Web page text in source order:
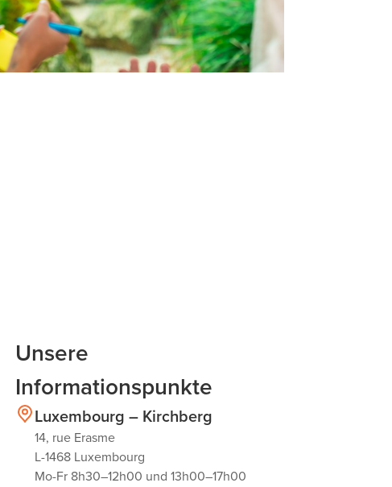
Unsere
Informationspunkte
Luxembourg – Kirchberg
14, rue Erasme
L-1468 Luxembourg
Mo-Fr 8h30–12h00 und 13h00–17h00